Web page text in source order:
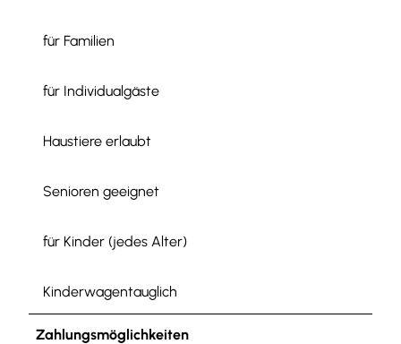
für Familien
für Individualgäste
Haustiere erlaubt
Senioren geeignet
für Kinder (jedes Alter)
Kinderwagentauglich
Zahlungsmöglichkeiten